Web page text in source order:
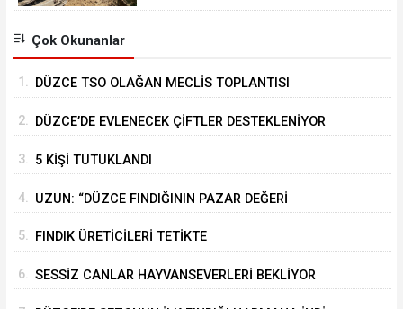
Çok Okunanlar
1. DÜZCE TSO OLAĞAN MECLİS TOPLANTISI
2. DÜZCE’DE EVLENECEK ÇİFTLER DESTEKLENİYOR
3. 5 KİŞİ TUTUKLANDI
4. UZUN: “DÜZCE FINDIĞININ PAZAR DEĞERİ
5. FINDIK ÜRETİCİLERİ TETİKTE
6. SESSİZ CANLAR HAYVANSEVERLERİ BEKLİYOR